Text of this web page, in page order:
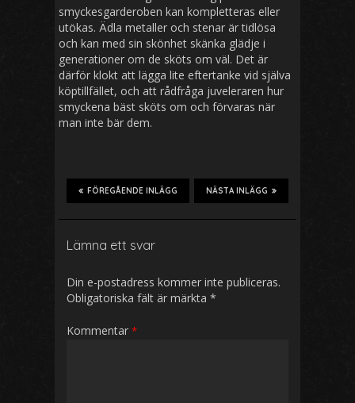
smyckesgarderoben kan kompletteras eller
utökas. Ädla metaller och stenar är tidlösa
och kan med sin skönhet skänka glädje i
generationer om de sköts om väl. Det är
därför klokt att lägga lite eftertanke vid själva
köptillfället, och att rådfråga juveleraren hur
smyckena bäst sköts om och förvaras när
man inte bär dem.
NÄSTA INLÄGG
FÖREGÅENDE INLÄGG
Lämna ett svar
Din e-postadress kommer inte publiceras.
Obligatoriska fält är märkta *
Kommentar *